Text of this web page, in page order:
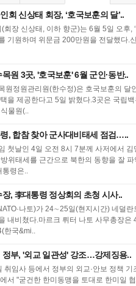
회 신상태 회장, ‘호국보훈의 달’..
회장 신상태, 이하 향군)는 6월 5일 오후,
기원하며 위문금 200만원을 전달했다.
원 3곳, '호국보훈' 6월 군인·동반..
원정원관리원(한수정)은 호국보훈의 달
을 제공한다고 5일 밝혔다.3곳은 국립
물원(..
, 합참 찾아 군사대비태세 점검…..
첫날인 4일 오전 8시 7분께 사저에서
위태세를 근간으로 북한의 동향을 잘
통령은..
, 李대통령 정상회의 초청 시사..
나토)가 24∼25일(현지시간) 네덜
내비쳤다.마르크 뤼터 나토 사무총장
한국&mi..
부, '외교 일관성' 강조…강제징용..
취임사 등에서 정부의 외교·안보 정책
서 "굳건한 한미동맹을 토대로 한미일